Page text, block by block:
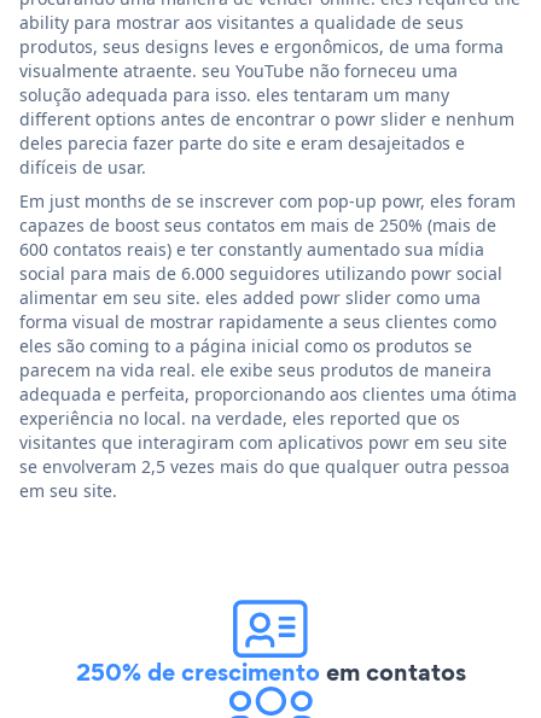
ability para mostrar aos visitantes a qualidade de seus
produtos, seus designs leves e ergonômicos, de uma forma
visualmente atraente. seu YouTube não forneceu uma
solução adequada para isso. eles tentaram um many
different options antes de encontrar o powr slider e nenhum
deles parecia fazer parte do site e eram desajeitados e
difíceis de usar.
Em just months de se inscrever com pop-up powr, eles foram
capazes de boost seus contatos em mais de 250% (mais de
600 contatos reais) e ter constantly aumentado sua mídia
social para mais de 6.000 seguidores utilizando powr social
alimentar em seu site. eles added powr slider como uma
forma visual de mostrar rapidamente a seus clientes como
eles são coming to a página inicial como os produtos se
parecem na vida real. ele exibe seus produtos de maneira
adequada e perfeita, proporcionando aos clientes uma ótima
experiência no local. na verdade, eles reported que os
visitantes que interagiram com aplicativos powr em seu site
se envolveram 2,5 vezes mais do que qualquer outra pessoa
em seu site.
250% de crescimentoem contatos